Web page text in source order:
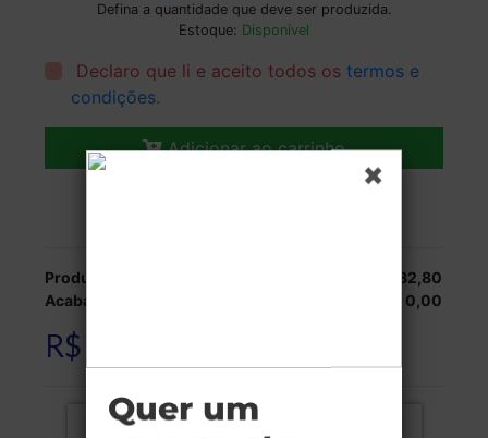
Defina a quantidade que deve ser produzida.
Estoque: Disponível
Declaro que li e aceito todos ostermos e
condições.
Adicionar ao carrinho
Produção:
R$ 382,80
Acabamentos:
R$ 0,00
R$ 382,80